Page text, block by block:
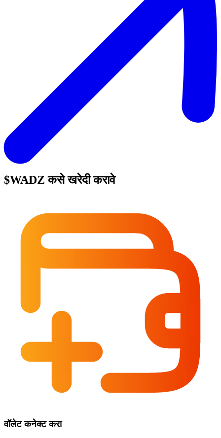
$WADZ कसे खरेदी करावे
वॉलेट कनेक्ट करा